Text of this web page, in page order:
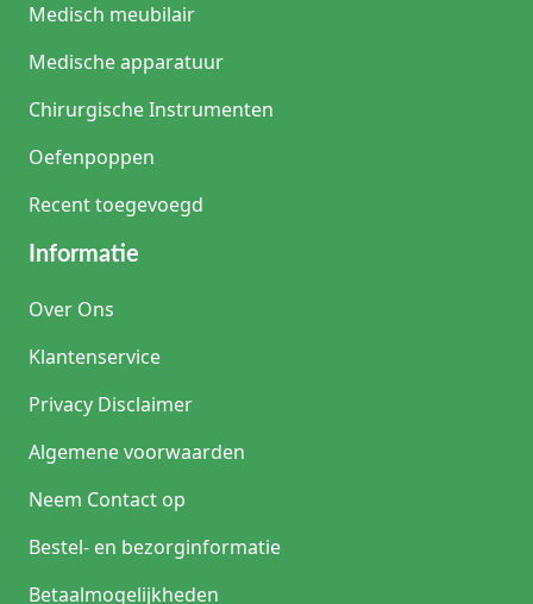
Medisch meubilair
Medische apparatuur
Chirurgische Instrumenten
Oefenpoppen
Recent toegevoegd
Informatie
Over Ons
Klantenservice
Privacy Disclaimer
Algemene voorwaarden
Neem Contact op
Bestel- en bezorginformatie
Betaalmogelijkheden